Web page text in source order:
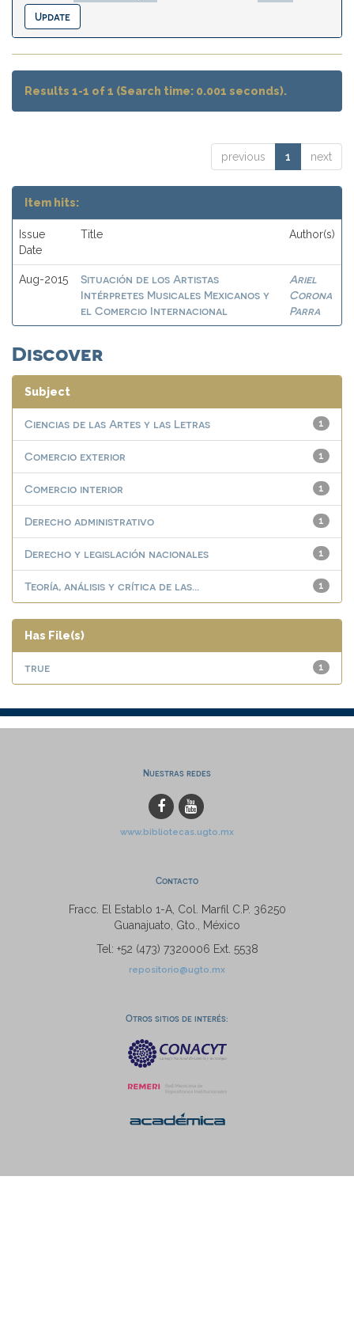
Results 1-1 of 1 (Search time: 0.001 seconds).
previous 1 next
Item hits:
Issue
Date
Title Author(s)
Aug-2015
Situación de los Artistas
Intérpretes Musicales Mexicanos y
el Comercio Internacional
Ariel
Corona
Parra
Discover
Subject
1
Ciencias de las Artes y las Letras
1
Comercio exterior
1
Comercio interior
1
Derecho administrativo
1
Derecho y legislación nacionales
1
Teoría, análisis y crítica de las...
Has File(s)
1
true
Nuestras redes
www.bibliotecas.ugto.mx
Contacto
Fracc. El Establo 1-A, Col. Marfil C.P. 36250
Guanajuato, Gto., México
Tel: +52 (473) 7320006 Ext. 5538
repositorio@ugto.mx
Otros sitios de interés: